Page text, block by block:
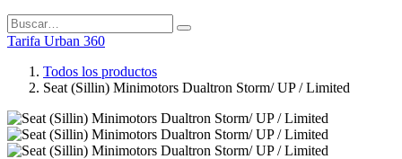
Tarifa Urban 360
Todos los productos
Seat (Sillin) Minimotors Dualtron Storm/ UP / Limited